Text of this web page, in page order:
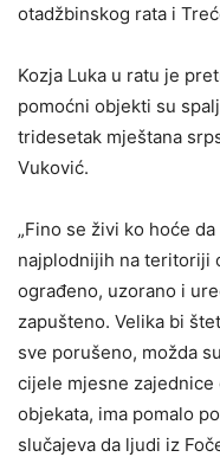
otadžbinskog rata i
Kozja Luka u ratu je
pomoćni objekti su
tridesetak mještana
Vuković.
„Fino se živi ko hoće
najplodnijih na teritoriji
ograđeno, uzorano i
zapušteno. Velika bi
sve porušeno, možda
cijele mjesne zajednice
objekata, ima pomalo
slučajeva da ljudi iz